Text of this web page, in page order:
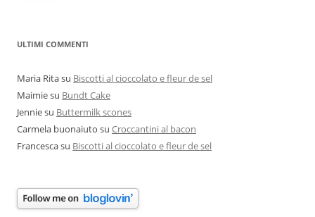
ULTIMI COMMENTI
Maria Ritasu Biscotti al cioccolato e fleur de sel
Maimiesu Bundt Cake
Jenniesu Buttermilk scones
Carmela buonaiuto su Croccantini al bacon
Francescasu Biscotti al cioccolato e fleur de sel